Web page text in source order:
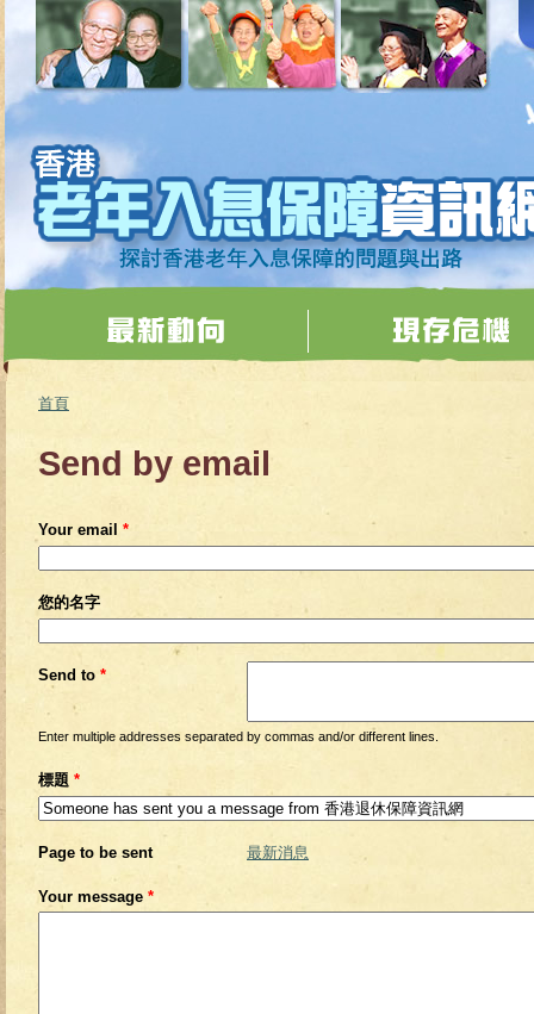
移至主內容
首頁
Send by email
Your email *
您的名字
Send to *
Enter multiple addresses separated by commas and/or different lines.
標題 *
Page to be sent 最新消息
Your message *